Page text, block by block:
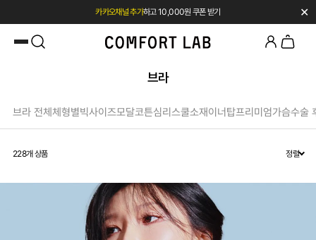
카카오채널 추가하고 10,000원 쿠폰 받기
첫 구매 시 베스트셀러 50% 즉시 할인
✕
브라
브라 전체체형별빅사이즈모달코튼심리스쿨소재이너탑프리미엄가슴수술
228개 상품 정렬